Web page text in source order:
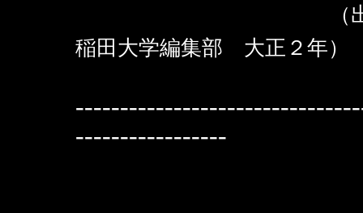
（
稲田大学編集部 大正２年）
-----------------